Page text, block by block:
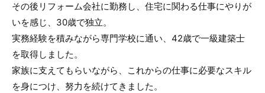
その後リフォーム会社に勤務し、住宅に関わる仕事にやりが
いを感じ、30歳で独立。
実務経験を積みながら専門学校に通い、42歳で一級建築士
を取得しました。
家族に支えてもらいながら、これからの仕事に必要なスキル
を身につけ、努力を続けてきました。